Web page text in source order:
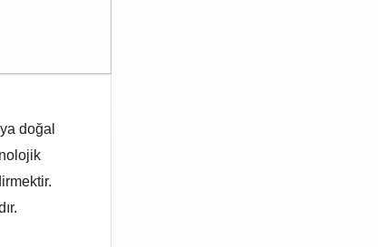
doğal